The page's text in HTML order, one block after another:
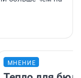
МНЕНИЕ